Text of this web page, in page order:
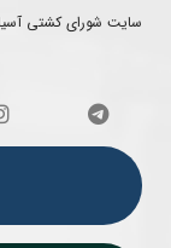
سایت شورای کشتی